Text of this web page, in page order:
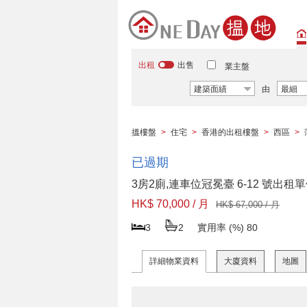
出租 出售 業主盤
建築面績 由 最細
搵樓盤 > 住宅 > 香港的出租樓盤 > 西區 >
已過期
3房2廁,連車位冠冕臺 6-12 號出租
HK$ 70,000 / 月
HK$ 67,000 / 月
3 2 實用率 (%) 80
詳細物業資料 大廈資料 地圖